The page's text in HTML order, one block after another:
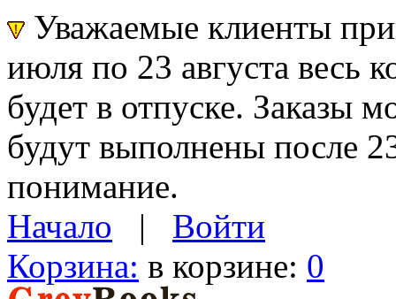
Уважаемые клиенты
июля по 23 августа весь
будет в отпуске. Заказы
будут выполнены после
понимание.
Начало | Войти
Корзина: в корзине: 0